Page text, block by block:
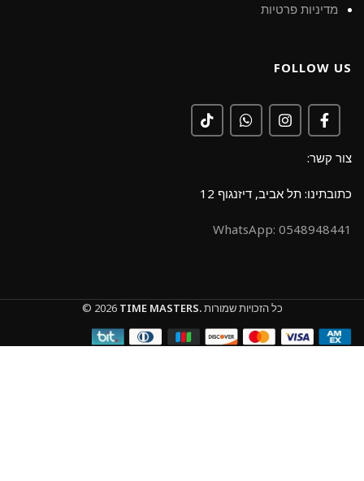
מדיניות פרטיות
FOLLOW US
צור קשר:
כתובתינו: תל אביב, דיזנגוף 12
0548948441 :WhatsApp
© 2026 TIME MASTERS.כל הזכויות שמורות